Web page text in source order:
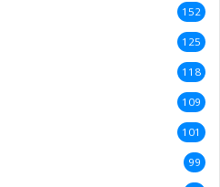
152
125
118
109
101
99